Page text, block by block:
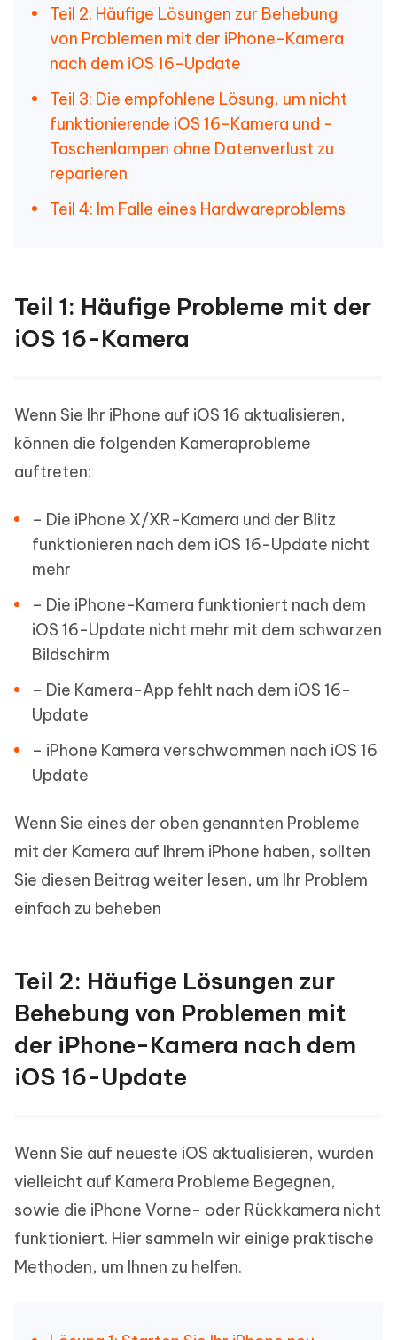
Teil 2: Häufige Lösungen zur Behebung
von Problemen mit der iPhone-Kamera
nach dem iOS 16-Update
Teil 3: Die empfohlene Lösung, um nicht
funktionierende iOS 16-Kamera und -
Taschenlampen ohne Datenverlust zu
reparieren
Teil 4: Im Falle eines Hardwareproblems
Teil 1: Häufige Probleme mit der
iOS 16-Kamera
Wenn Sie Ihr iPhone auf iOS 16 aktualisieren,
können die folgenden Kameraprobleme
auftreten:
– Die iPhone X/XR-Kamera und der Blitz
funktionieren nach dem iOS 16-Update nicht
mehr
– Die iPhone-Kamera funktioniert nach dem
iOS 16-Update nicht mehr mit dem schwarzen
Bildschirm
– Die Kamera-App fehlt nach dem iOS 16-
Update
– iPhone Kamera verschwommen nach iOS 16
Update
Wenn Sie eines der oben genannten Probleme
mit der Kamera auf Ihrem iPhone haben, sollten
Sie diesen Beitrag weiter lesen, um Ihr Problem
einfach zu beheben
Teil 2: Häufige Lösungen zur
Behebung von Problemen mit
der iPhone-Kamera nach dem
iOS 16-Update
Wenn Sie auf neueste iOS aktualisieren, wurden
vielleicht auf Kamera Probleme Begegnen,
sowie die iPhone Vorne- oder Rückkamera nicht
funktioniert. Hier sammeln wir einige praktische
Methoden, um Ihnen zu helfen.